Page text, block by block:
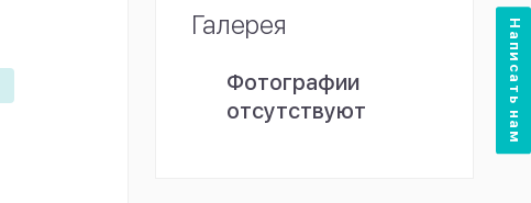
Галерея
Фотографии
отсутствуют
Написать нам